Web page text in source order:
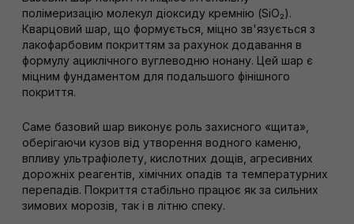
полімеризацію молекул діоксиду кремнію (SiO₂).
Кварцовий шар, що формується, міцно зв'язується з
лакофарбовим покриттям за рахунок додавання в
формулу ациклічного вуглеводню нонану. Цей шар є
міцним фундаментом для подальшого фінішного
покриття.
Саме базовий шар виконує роль захисного «щита»,
оберігаючи кузов від утворення водного каменю,
впливу ультрафіолету, кислотних дощів, агресивних
дорожніх реагентів, хімічних опадів та температурних
перепадів. Покриття стабільно працює як за сильних
зимових морозів, так і в літню спеку.